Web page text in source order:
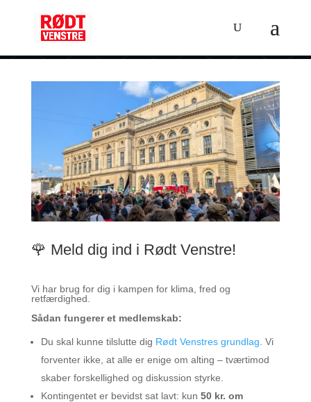
🌹 Meld dig ind i Rødt Venstre!
Vi har brug for dig i kampen for klima, fred og
retfærdighed.
Sådan fungerer et medlemskab:
Du skal kunne tilslutte dig Rødt Venstres grundlag . Vi
forventer ikke, at alle er enige om alting – tværtimod
skaber forskellighed og diskussion styrke.
Kontingentet er bevidst sat lavt: kun 50 kr. om